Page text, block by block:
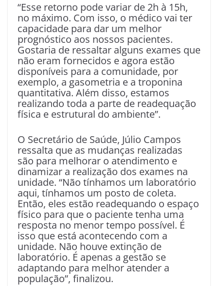
“Esse retorno pode variar de 2h à 15h,
no máximo. Com isso, o médico vai ter
capacidade para dar um melhor
prognóstico aos nossos pacientes.
Gostaria de ressaltar alguns exames que
não eram fornecidos e agora estão
disponíveis para a comunidade, por
exemplo, a gasometria e a troponina
quantitativa. Além disso, estamos
realizando toda a parte de readequação
física e estrutural do ambiente”.
O Secretário de Saúde, Júlio Campos
ressalta que as mudanças realizadas
são para melhorar o atendimento e
dinamizar a realização dos exames na
unidade. “Não tínhamos um laboratório
aqui, tínhamos um posto de coleta.
Então, eles estão readequando o espaço
físico para que o paciente tenha uma
resposta no menor tempo possível. É
isso que está acontecendo com a
unidade. Não houve extinção de
laboratório. É apenas a gestão se
adaptando para melhor atender a
população”, finalizou.